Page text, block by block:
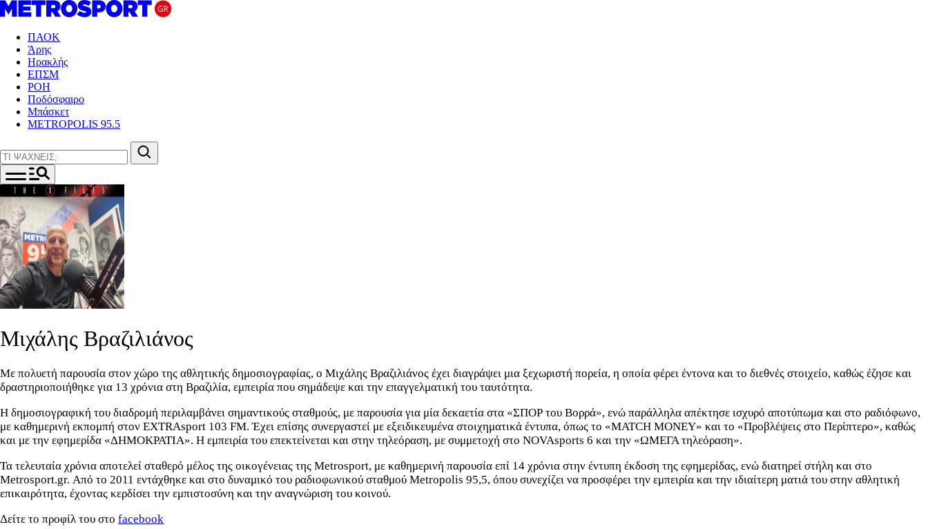
ΠΑΟΚ
Άρης
Ηρακλής
ΕΠΣΜ
ΡΟΗ
Ποδόσφαιρο
Μπάσκετ
METROPOLIS 95.5
Μιχάλης Βραζιλιάνος
Με πολυετή παρουσία στον χώρο της αθλητικής δημοσιογραφίας, ο Μιχάλης Βραζιλιάνος έχει διαγράψει μια ξεχωριστή πορεία, η οποία φέρει έντονα και το διεθνές στοιχείο, καθώς έζησε και
δραστηριοποιήθηκε για 13 χρόνια στη Βραζιλία, εμπειρία που σημάδεψε και την επαγγελματική του ταυτότητα.
Η δημοσιογραφική του διαδρομή περιλαμβάνει σημαντικούς σταθμούς, με παρουσία για μία δεκαετία στα «ΣΠΟΡ του Βορρά», ενώ παράλληλα απέκτησε ισχυρό αποτύπωμα και στο ραδιόφωνο,
με καθημερινή εκπομπή στον EXTRAsport 103 FM. Έχει επίσης συνεργαστεί με εξειδικευμένα στοιχηματικά έντυπα, όπως το «MATCH MONEY» και το «Προβλέψεις στο Περίπτερο», καθώς
και με την εφημερίδα «ΔΗΜΟΚΡΑΤΙΑ». Η εμπειρία του επεκτείνεται και στην τηλεόραση, με συμμετοχή στο NOVAsports 6 και την «ΩΜΕΓΑ τηλεόραση».
Τα τελευταία χρόνια αποτελεί σταθερό μέλος της οικογένειας της Metrosport, με καθημερινή παρουσία επί 14 χρόνια στην έντυπη έκδοση της εφημερίδας, ενώ διατηρεί στήλη και στο
Metrosport.gr. Από το 2011 εντάχθηκε και στο δυναμικό του ραδιοφωνικού σταθμού Metropolis 95,5, όπου συνεχίζει να προσφέρει την εμπειρία και την ιδιαίτερη ματιά του στην αθλητική
επικαιρότητα, έχοντας κερδίσει την εμπιστοσύνη και την αναγνώριση του κοινού.
Δείτε το προφίλ του στο facebook